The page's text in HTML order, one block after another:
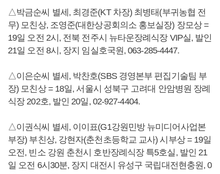
△박금순씨 별세, 최경준(KT 차장) 최병태(부귀농협 전
무) 모친상, 조영준(대한상공회의소 홍보실장) 장모상 =
19일 오전 2시, 전북 전주시 뉴타운장례식장 VIP실, 발인
21일 오전 8시, 장지 임실호국원, 063-285-4447.
△이은순씨 별세, 박찬호(SBS 경영본부 편집기술팀 부
장) 모친상 = 18일, 서울시 성북구 고려대 안암병원 장례
식장 202호, 발인 20일, 02-927-4404.
△이권식씨 별세, 이이표(G1강원민방 뉴미디어사업본
부장) 부친상, 강현자(춘천초등학교 교사) 시부상 = 19일
오전, 빈소 강원 춘천시 호반장례식장 특5호실, 발인 21
일 오전 6시30분, 장지 대전시 유성구 국립대전현충원, 0